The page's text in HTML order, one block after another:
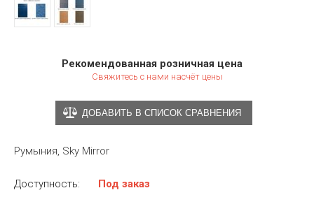
Румыния, Sky Mirror
Рекомендованная розничная цена
Свяжитесь с нами насчёт цены
Доступность: Под заказ
ДОБАВИТЬ В СПИСОК СРАВНЕНИЯ